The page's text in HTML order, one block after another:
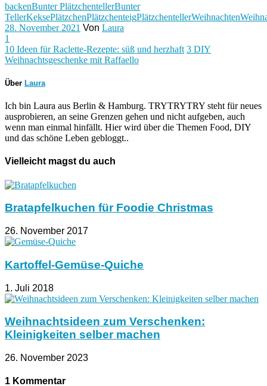
backenBunter PlätzchentellerBunter
TellerKeksePlätzchenPlätzchenteigPlätzchentellerWeihnachten
28. November 2021 Von Laura
1
10 Ideen für Raclette-Rezepte: süß und herzhaft 3 DIY
Weihnachtsgeschenke mit Raffaello
Über Laura
Ich bin Laura aus Berlin & Hamburg. TRYTRYTRY steht für neues
ausprobieren, an seine Grenzen gehen und nicht aufgeben, auch
wenn man einmal hinfällt. Hier wird über die Themen Food, DIY
und das schöne Leben gebloggt..
Vielleicht magst du auch
Bratapfelkuchen für Foodie Christmas
26. November 2017
Kartoffel-Gemüse-Quiche
1. Juli 2018
Weihnachtsideen zum Verschenken:
Kleinigkeiten selber machen
26. November 2023
1 Kommentar